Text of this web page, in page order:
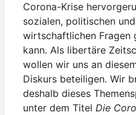
Corona-Krise
sozialen, politischen und
wirtschaftlichen Fragen
kann. Als libertäre
wollen wir uns an
Diskurs beteiligen. Wir
deshalb dieses
unter dem Titel Die